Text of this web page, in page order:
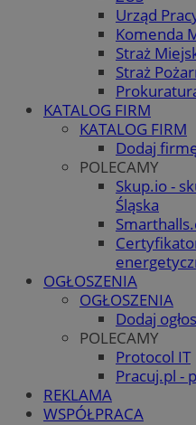
Urząd
Komenda
Straż
Straż
KATALOG FIRM
KATALOG FIRM
Dodaj
POLECAMY
Skup.io -
Śląska
OGŁOSZENIA
OGŁOSZENIA
Dodaj
POLECAMY
Protocol IT
Pracuj.pl -
REKLAMA
WSPÓŁPRACA